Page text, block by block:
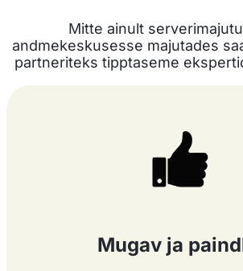
Mitte ainult
andmekeskusesse majutades
partneriteks tipptaseme
Mugav ja